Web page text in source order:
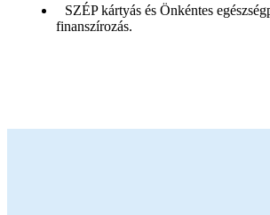
SZÉP kártyás és Önkéntes
finanszírozás.